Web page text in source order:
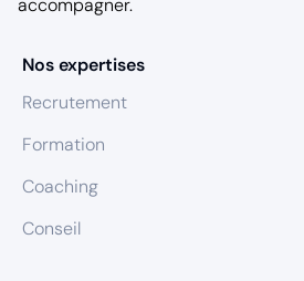
accompagner.
Nos expertises
Recrutement
Formation
Coaching
Conseil